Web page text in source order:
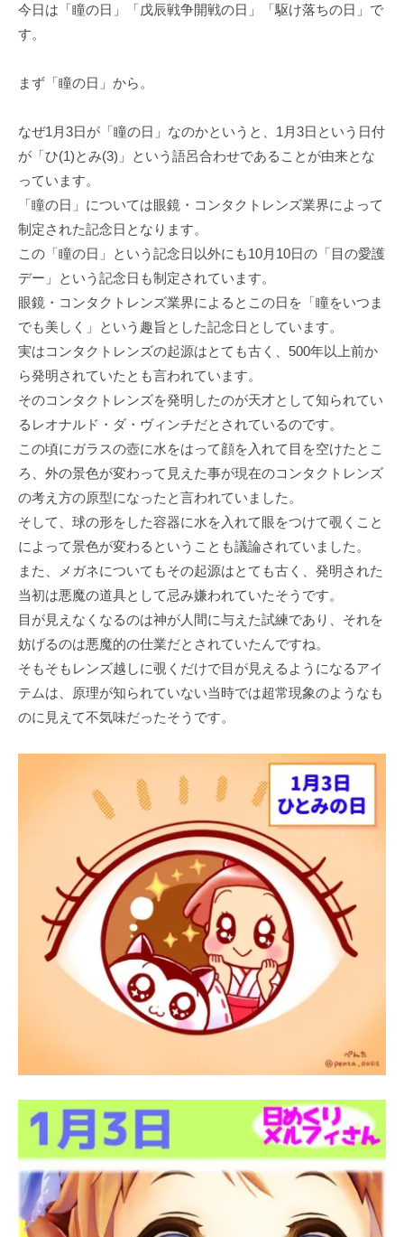
y
a
今日は「瞳の日」「戊辰戦争開戦の日」「駆け落ちの日」で
す。
まず「瞳の日」から。
なぜ1月3日が「瞳の日」なのかというと、1月3日という日付
が「ひ(1)とみ(3)」という語呂合わせであることが由来とな
っています。
「瞳の日」については眼鏡・コンタクトレンズ業界によって
制定された記念日となります。
この「瞳の日」という記念日以外にも10月10日の「目の愛護
デー」という記念日も制定されています。
眼鏡・コンタクトレンズ業界によるとこの日を「瞳をいつま
でも美しく」という趣旨とした記念日としています。
実はコンタクトレンズの起源はとても古く、500年以上前か
ら発明されていたとも言われています。
そのコンタクトレンズを発明したのが天才として知られてい
るレオナルド・ダ・ヴィンチだとされているのです。
この頃にガラスの壺に水をはって顔を入れて目を空けたとこ
ろ、外の景色が変わって見えた事が現在のコンタクトレンズ
の考え方の原型になったと言われていました。
そして、球の形をした容器に水を入れて眼をつけて覗くこと
によって景色が変わるということも議論されていました。
また、メガネについてもその起源はとても古く、発明された
当初は悪魔の道具として忌み嫌われていたそうです。
目が見えなくなるのは神が人間に与えた試練であり、それを
妨げるのは悪魔的の仕業だとされていたんですね。
そもそもレンズ越しに覗くだけで目が見えるようになるアイ
テムは、原理が知られていない当時では超常現象のようなも
のに見えて不気味だったそうです。